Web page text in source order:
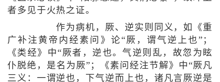
者多见于火热之证。
作为病机，厥、逆实则同义，如《重
广补注黄帝内经素问》论“厥，谓气逆上也”；
《类经》中“厥者，逆也。气逆则乱，故忽为眩
仆脱绝，是名为厥”；《素问经注节解》中“厥凡
三义：一谓逆也，下气逆而上也，诸凡言厥逆是